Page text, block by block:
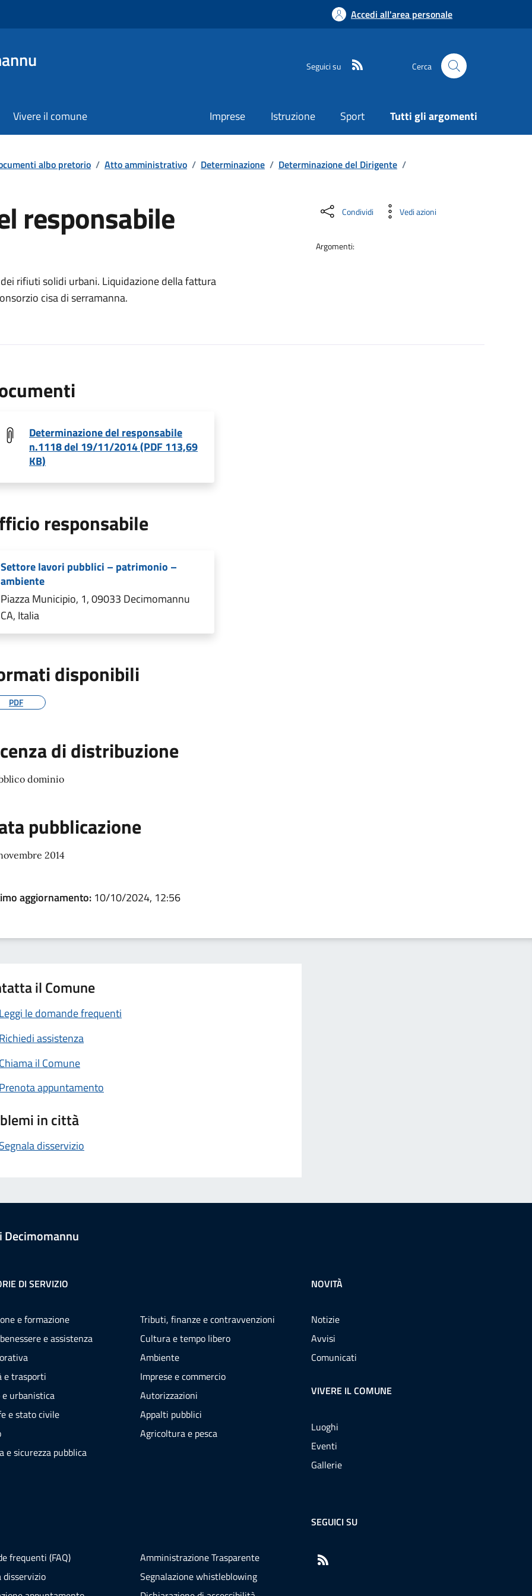
Accedi all'area personale
Seguici su Cerca
Vivere il comune Imprese Istruzione Sport Tutti gli argomenti
albo pretorio / Atto amministrativo / Determinazione / Determinazione del Dirigente /
responsabile
rifiuti solidi urbani. Liquidazione della fattura
cisa di serramanna.
Condividi Vedi azioni
Argomenti:
Determinazione del responsabile
n.1118 del 19/11/2014 (PDF 113,69
KB)
responsabile
Settore lavori pubblici – patrimonio –
ambiente
Piazza Municipio, 1, 09033 Decimomannu
CA, Italia
disponibili
PDF
di distribuzione
dominio
pubblicazione
2014
aggiornamento: 10/10/2024, 12:56
il Comune
Leggi le domande frequenti
Richiedi assistenza
Chiama il Comune
Prenota appuntamento
in città
Segnala disservizio
Decimomannu
DI SERVIZIO
e formazione
e assistenza
e trasporti
e urbanistica
e stato civile
e sicurezza pubblica
Tributi, finanze e contravvenzioni
Cultura e tempo libero
Ambiente
Imprese e commercio
Autorizzazioni
Appalti pubblici
Agricoltura e pesca
NOVITÀ
Notizie
Avvisi
Comunicati
VIVERE IL COMUNE
Luoghi
Eventi
Gallerie
frequenti (FAQ)
disservizio
Amministrazione Trasparente
Segnalazione whistleblowing
SEGUICI SU